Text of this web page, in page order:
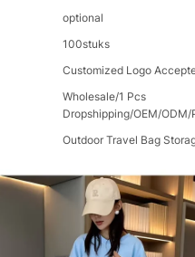
optional
100stuks
Customized Logo
Wholesale/1 Pcs
Dropshipping/OEM/ODM/
Outdoor Travel Bag